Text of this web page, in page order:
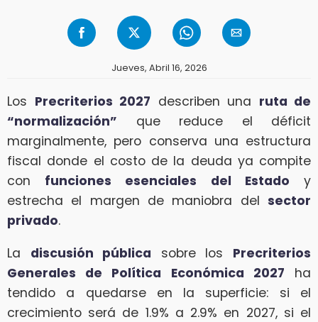
Jueves, Abril 16, 2026
Los Precriterios 2027 describen una ruta de
“normalización” que reduce el déficit
marginalmente, pero conserva una estructura
fiscal donde el costo de la deuda ya compite
con funciones esenciales del Estado y
estrecha el margen de maniobra del sector
privado.
La discusión pública sobre los Precriterios
Generales de Política Económica 2027 ha
tendido a quedarse en la superficie: si el
crecimiento será de 1.9% a 2.9% en 2027, si el